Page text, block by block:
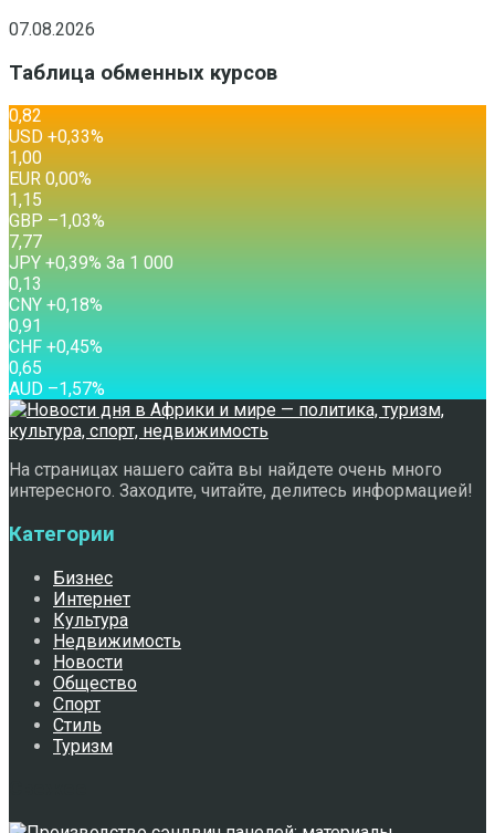
07.08.2026
Таблица обменных курсов
0,82
USD +0,33%
1,00
EUR 0,00%
1,15
GBP –1,03%
7,77
JPY +0,39% За 1 000
0,13
CNY +0,18%
0,91
CHF +0,45%
0,65
AUD –1,57%
На страницах нашего сайта вы найдете очень много
интересного. Заходите, читайте, делитесь информацией!
Категории
Бизнес
Интернет
Культура
Недвижимость
Новости
Общество
Спорт
Стиль
Туризм